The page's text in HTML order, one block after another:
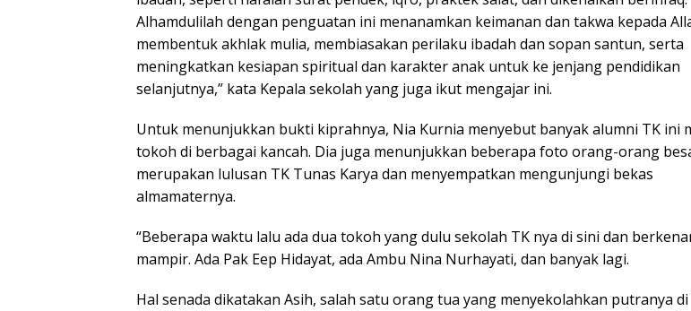
Alhamdulilah dengan penguatan ini menanamkan keimanan dan takwa kepada
membentuk akhlak mulia, membiasakan perilaku ibadah dan sopan santun, serta
meningkatkan kesiapan spiritual dan karakter anak untuk ke jenjang pendidikan
selanjutnya,” kata Kepala sekolah yang juga ikut mengajar ini.
Untuk menunjukkan bukti kiprahnya, Nia Kurnia menyebut banyak alumni TK ini
tokoh di berbagai kancah. Dia juga menunjukkan beberapa foto orang-orang
merupakan lulusan TK Tunas Karya dan menyempatkan mengunjungi bekas
almamaternya.
“Beberapa waktu lalu ada dua tokoh yang dulu sekolah TK nya di sini dan
mampir. Ada Pak Eep Hidayat, ada Ambu Nina Nurhayati, dan banyak lagi.
Hal senada dikatakan Asih, salah satu orang tua yang menyekolahkan putranya